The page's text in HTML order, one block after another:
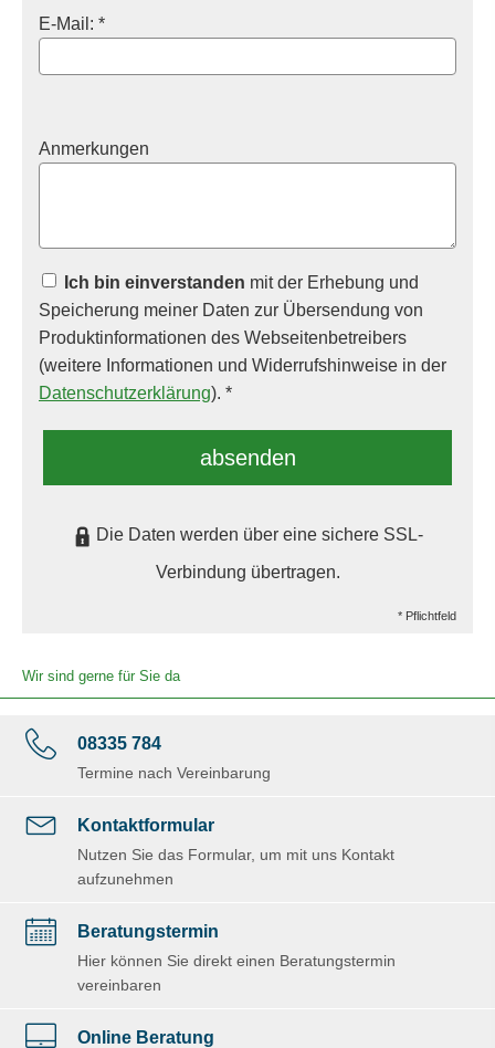
E-Mail: *
Anmerkungen
Ich bin einverstanden mit der Erhebung und
Speicherung meiner Daten zur Übersendung von
Produktinformationen des Webseitenbetreibers
(weitere Informationen und Widerrufshinweise in der
Datenschutzerklärung). *
absenden
Die Daten werden über eine sichere SSL-
Verbindung übertragen.
* Pflichtfeld
Wir sind gerne für Sie da
08335 784
Termine nach Vereinbarung
Kontaktformular
Nutzen Sie das Formular, um mit uns Kontakt
aufzunehmen
Beratungstermin
Hier können Sie direkt einen Beratungstermin
vereinbaren
Online Beratung